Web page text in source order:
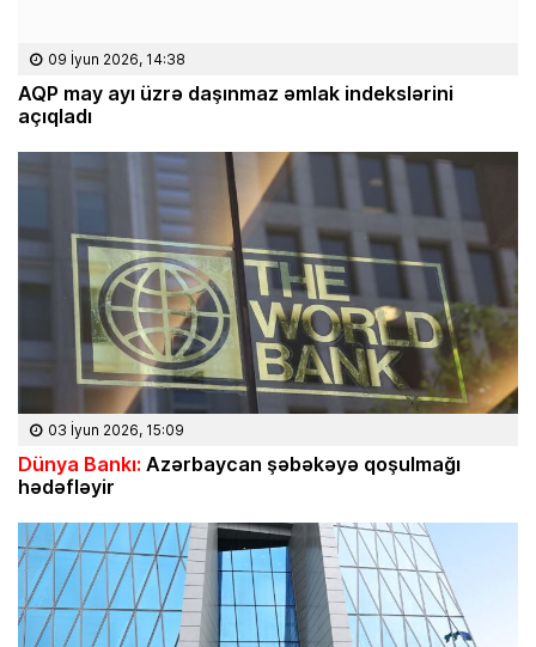
09 İyun 2026, 14:38
AQP may ayı üzrə daşınmaz əmlak indekslərini
açıqladı
03 İyun 2026, 15:09
Dünya Bankı: Azərbaycan şəbəkəyə qoşulmağı
hədəfləyir